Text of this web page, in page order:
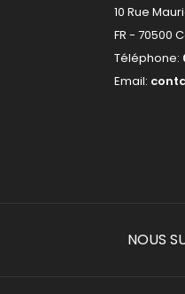
10 Rue
FR - 70500
Téléphone:
Email:
NOUS